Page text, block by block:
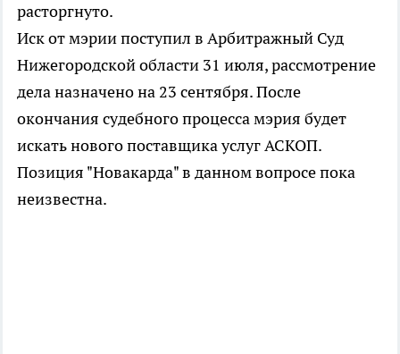
расторгнуто.
Иск от мэрии поступил в Арбитражный Суд
Нижегородской области 31 июля, рассмотрение
дела назначено на 23 сентября. После
окончания судебного процесса мэрия будет
искать нового поставщика услуг АСКОП.
Позиция "Новакарда" в данном вопросе пока
неизвестна.